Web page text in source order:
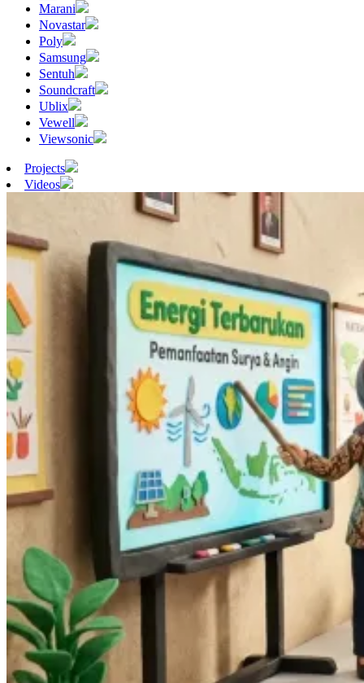
Marani
Novastar
Poly
Samsung
Sentuh
Soundcraft
Ublix
Vewell
Viewsonic
Projects
Videos